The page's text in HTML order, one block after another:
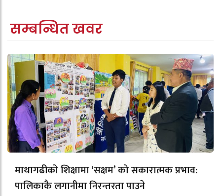
सम्बन्धित खवर
माथागढीको शिक्षामा ‘सक्षम’ को सकारात्मक प्रभाव:
पालिकाकै लगानीमा निरन्तरता पाउने